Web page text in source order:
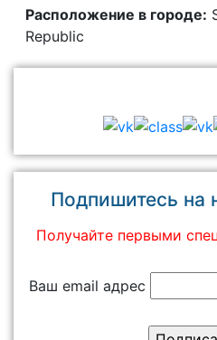
Расположение в городе:
Republic
Подпишитесь на
Получайте первыми
Ваш email адрес